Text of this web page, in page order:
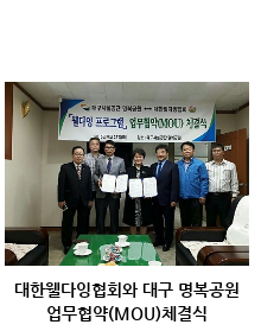
대한웰다잉협회와 대구 명복공원
업무협약(MOU)체결식